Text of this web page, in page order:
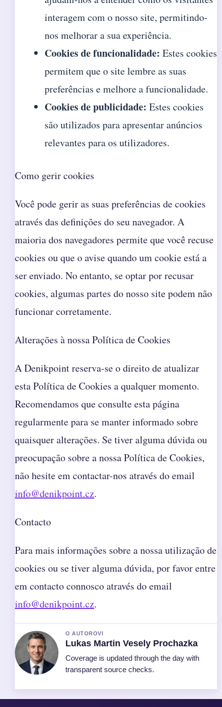
interagem com o nosso site, permitindo-
nos melhorar a sua experiência.
Cookies de funcionalidade: Estes cookies
permitem que o site lembre as suas
preferências e melhore a funcionalidade.
Cookies de publicidade: Estes cookies
são utilizados para apresentar anúncios
relevantes para os utilizadores.
Como gerir cookies
Você pode gerir as suas preferências de cookies
através das definições do seu navegador. A
maioria dos navegadores permite que você recuse
cookies ou que o avise quando um cookie está a
ser enviado. No entanto, se optar por recusar
cookies, algumas partes do nosso site podem não
funcionar corretamente.
Alterações à nossa Política de Cookies
A Denikpoint reserva-se o direito de atualizar
esta Política de Cookies a qualquer momento.
Recomendamos que consulte esta página
regularmente para se manter informado sobre
quaisquer alterações. Se tiver alguma dúvida ou
preocupação sobre a nossa Política de Cookies,
não hesite em contactar-nos através do email
info@denikpoint.cz.
Contacto
Para mais informações sobre a nossa utilização de
cookies ou se tiver alguma dúvida, por favor entre
em contacto connosco através do email
info@denikpoint.cz.
O AUTOROVI
Lukas Martin Vesely Prochazka
Coverage is updated through the day with
transparent source checks.